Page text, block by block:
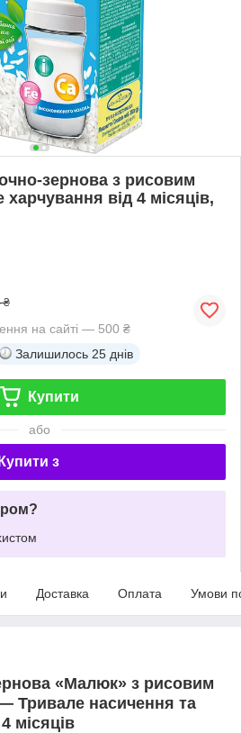
зернова з рисовим
від 4 місяців,
₴
на сайті — 500 ₴
Залишилось 25 днів
Купити
або
Купити з
Доставка Оплата Умови
«Малюк» з рисовим
Тривале насичення та
місяців